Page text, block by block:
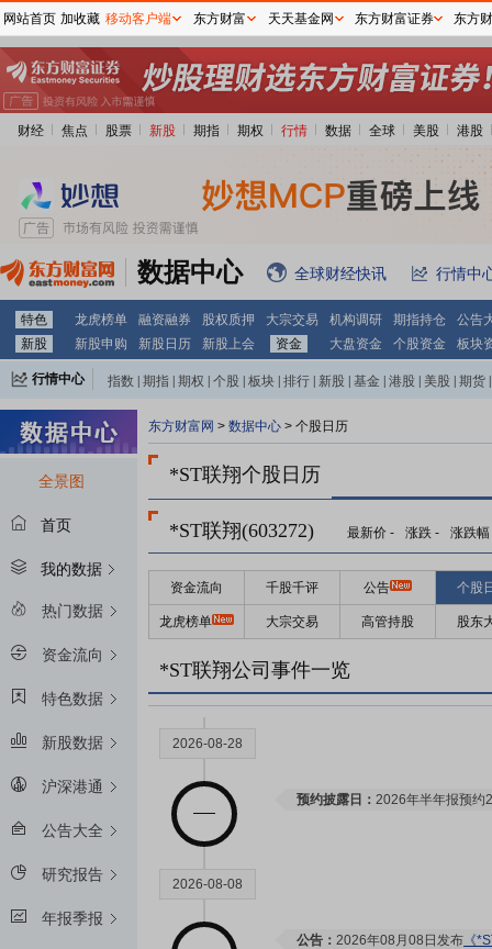
财经 焦点 股票 新股 期指 期权 行情 数据 全球 美股 港股
数据中心 全球财经快讯 行情中
特色 龙虎榜单 融资融券 股权质押 大宗交易 机构调研 期指持仓
公告
新股
新股申购 新股日历 新股上会 资金 大盘资金 个股资金 板块
行情中心 指数 期指 期权 个股 板块 排行 新股 基金 港股 美股 期货
全景图
首页
我的数据
热门数据
资金流向
特色数据
新股数据
沪深港通
公告大全
研究报告
年报季报
东方财富网 > 数据中心 > 个股日历
*ST联翔个股日历
*ST联翔(603272) 最新价 - 涨跌 - 涨跌幅
资金流向 千股千评 公告 个股
龙虎榜单 大宗交易 高管持股 股东
*ST联翔公司事件一览
2026-08-28
预约披露日： 2026年半年报预约
2026-08-08
公告： 2026年08月08日发布 《
网站首页 加收藏 移动客户端 东方财富 天天基金网 东方财富证券 东方